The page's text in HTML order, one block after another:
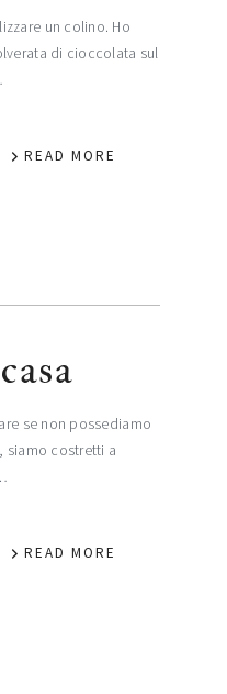
un colino. Ho
di cioccolata sul
READ MORE
se non possediamo
siamo costretti a
READ MORE